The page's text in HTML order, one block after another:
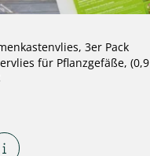
3er Pack
für Pflanzgefäße, (0,9